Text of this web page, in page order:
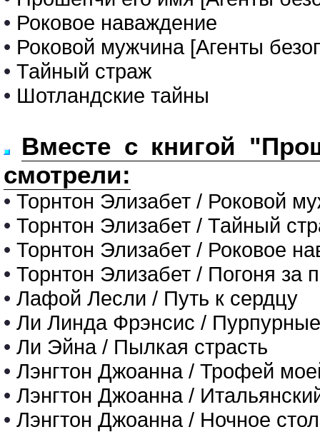
• Роковое наваждение
• Роковой мужчина [Агенты
• Тайный страж
• Шотландские тайны
Вместе с книгой
смотрели:
• Торнтон Элизабет / Роковой
• Торнтон Элизабет / Тайный
• Торнтон Элизабет / Роковое
• Торнтон Элизабет / Погоня за
• Лафой Лесли / Путь к сердцу
• Ли Линда Фрэнсис /
• Ли Эйна / Пылкая страсть
• Лэнгтон Джоанна / Трофей
• Лэнгтон Джоанна /
• Лэнгтон Джоанна / Ночное